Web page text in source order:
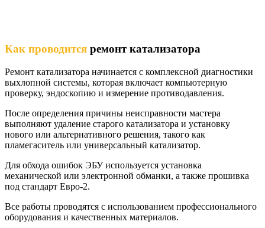
Как проводится ремонт катализатора
Ремонт катализатора начинается с комплексной диагностики
выхлопной системы, которая включает компьютерную
проверку, эндоскопию и измерение противодавления.
После определения причины неисправности мастера
выполняют удаление старого катализатора и установку
нового или альтернативного решения, такого как
пламегаситель или универсальный катализатор.
Для обхода ошибок ЭБУ используется установка
механической или электронной обманки, а также прошивка
под стандарт Евро-2.
Все работы проводятся с использованием профессионального
оборудования и качественных материалов.